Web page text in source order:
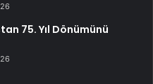
75. Yıl Dönümünü